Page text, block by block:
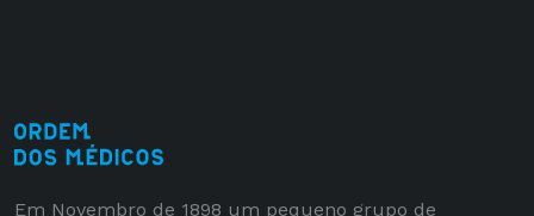
Em Novembro de 1898 um pequeno grupo de